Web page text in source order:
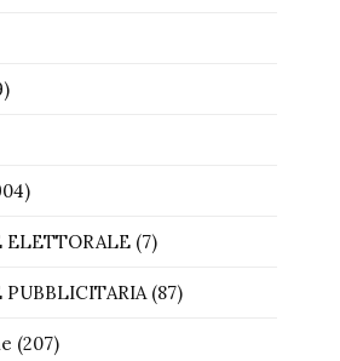
ELETTORALE(7)
(87)
(207)